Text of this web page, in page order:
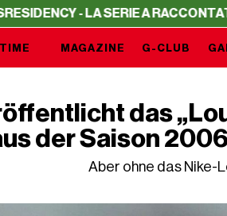
LA SERIE A RACCONTATA DA NSS
MAGAZINE G-CLUB
das
der Saison
Aber ohne das Nike-